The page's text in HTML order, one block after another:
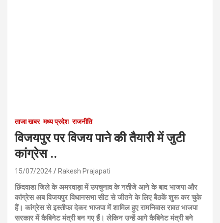
ताजा खबर मध्य प्रदेश राजनीति
विजयपुर पर विजय पाने की तैयारी में जुटी
कांग्रेस ..
15/07/2024 Rakesh Prajapati
छिंदवाडा जिले के अमरवाड़ा में उपचुनाव के नतीजे आने के बाद भाजपा और
कांग्रेस अब विजयपुर विधानसभा सीट से जीतने के लिए बैठकें शुरू कर चुके
हैं। कांग्रेस से इस्तीफा देकर भाजपा में शामिल हुए रामनिवास रावत भाजपा
सरकार में कैबिनेट मंत्री बन गए हैं। लेकिन उन्हें आगे कैबिनेट मंत्री बने